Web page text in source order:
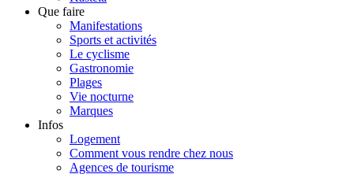
Que faire
Manifestations
Sports et activités
Le cyclisme
Gastronomie
Plages
Vie nocturne
Marques
Infos
Logement
Comment vous rendre chez nous
Agences de tourisme